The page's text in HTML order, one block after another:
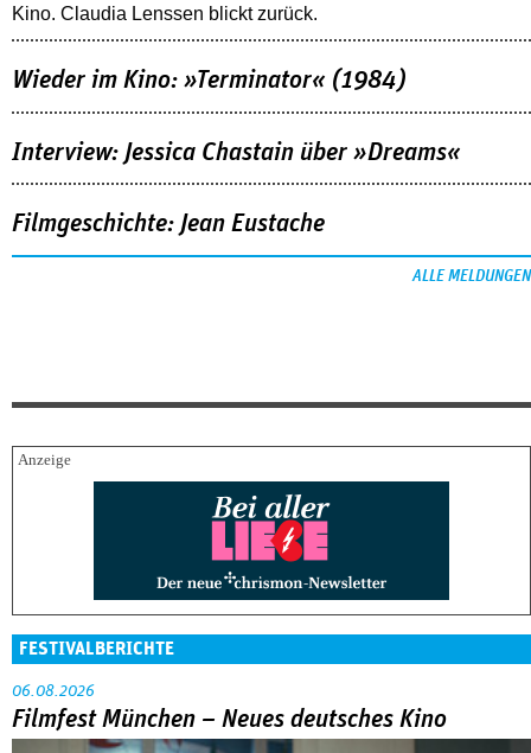
Kino. Claudia Lenssen blickt zurück.
Wieder im Kino: »Terminator« (1984)
Interview: Jessica Chastain über »Dreams«
Filmgeschichte: Jean Eustache
ALLE MELDUNGEN
FESTIVALBERICHTE
06.08.2026
Filmfest München – Neues deutsches Kino